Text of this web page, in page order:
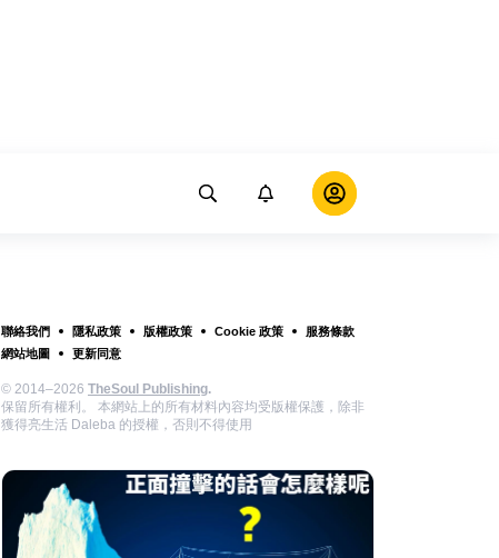
聯絡我們 隱私政策 版權政策 Cookie 政策
服務條款
網站地圖
更新同意
© 2014–2026 TheSoul Publishing.
保留所有權利。 本網站上的所有材料內容均受版權保護，除非
獲得亮生活 Daleba 的授權，否則不得使用